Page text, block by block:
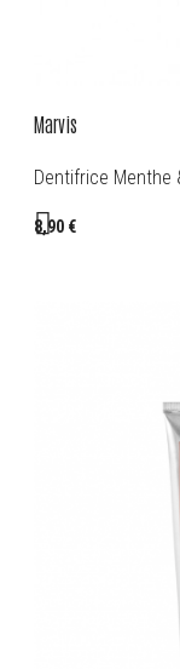
Marvis
Dentifrice Menthe
8,90 €